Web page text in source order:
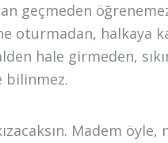
geçmeden
oturmadan, halkaya
hale girmeden,
bilinmez.
Madem